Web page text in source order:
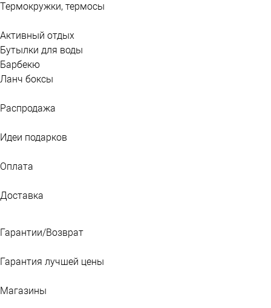
Термокружки, термосы
Активный отдых
Бутылки для воды
Барбекю
Ланч боксы
Распродажа
Идеи подарков
Оплата
Доставка
Гарантии/Возврат
Гарантия лучшей цены
Магазины